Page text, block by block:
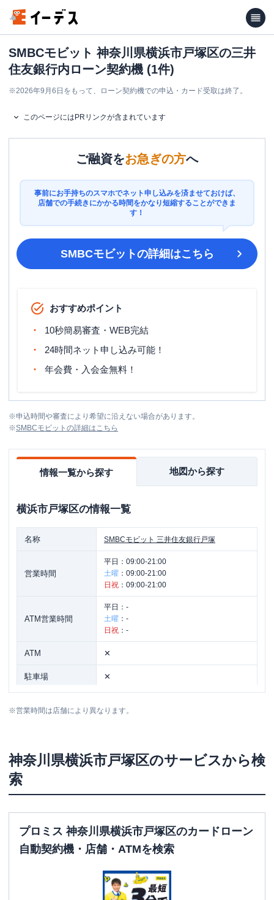
SMBCモビット 神奈川県横浜市戸塚区の三井
住友銀行内ローン契約機 (1件)
※2026年9月6日をもって、ローン契約機での申込・カード受取は終了。
このページにはPRリンクが含まれています
ご融資をお急ぎの方へ
事前にお手持ちのスマホでネット申し込みを済ませておけば、
店舗での手続きにかかる時間をかなり短縮することができま
す！
SMBCモビットの詳細はこちら
おすすめポイント
10秒簡易審査・WEB完結
24時間ネット申し込み可能！
年会費・入会金無料！
※申込時間や審査により希望に沿えない場合があります。
※SMBCモビット の詳細はこちら
情報一覧から探す 地図から探す
横浜市戸塚区の情報一覧
名称 SMBCモビット 三井住友銀行戸塚
営業時間
平日： 09:00-21:00
土曜 ： 09:00-21:00
日祝 ： 09:00-21:00
ATM営業時間
平日： -
土曜 ： -
日祝 ： -
ATM ✕
駐車場 ✕
※営業時間は店舗により異なります。
神奈川県横浜市戸塚区のサービスから検
索
プロミス 神奈川県横浜市戸塚区のカードローン
自動契約機・店舗・ATMを検索